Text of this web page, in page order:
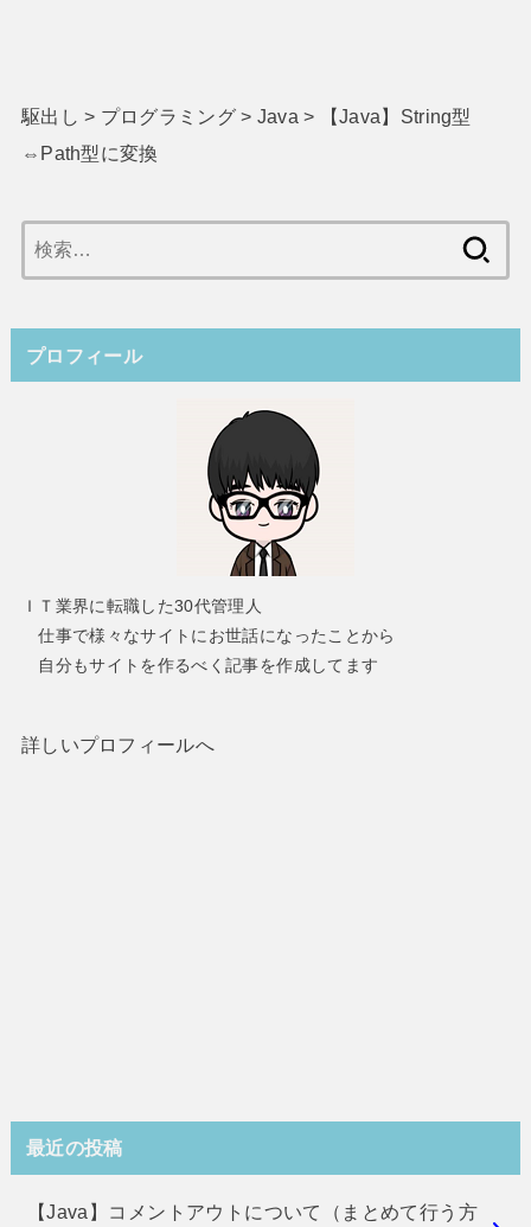
駆出し > プログラミング> Java >
【Java】String型
⇔Path型に変換
索:
プロフィール
ＩＴ業界に転職した30代管理人
仕事で様々なサイトにお世話になったことから
自分もサイトを作るべく記事を作成してます
詳しいプロフィールへ
最近の投稿
【Java】コメントアウトについて（まとめて行う方